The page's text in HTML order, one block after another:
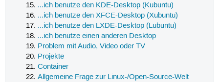
...ich benutze den KDE-Desktop (Kubuntu)
...ich benutze den XFCE-Desktop (Xubuntu)
...ich benutze den LXDE-Desktop (Lubuntu)
...ich benutze einen anderen Desktop
Problem mit Audio, Video oder TV
Projekte
Container
Allgemeine Frage zur Linux-/Open-Source-Welt